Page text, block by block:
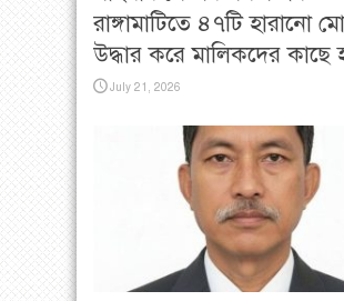
রাঙ্গামাটিতে ৪৭টি হারানো
উদ্ধার করে মালিকদের কাছে
July 21, 2026